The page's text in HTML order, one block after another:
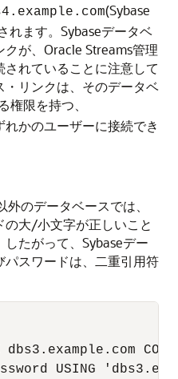
(Sybase
れます。Sybaseデータベ
が、Oracle Streams管理
れていることに注意して
・リンクは、そのデータベ
権限を持つ、
れかのユーザーに接続でき
のデータベースでは、
大/小文字が正しいこと
たがって、Sybaseデー
スワードは、二重引用符
dbs3.example.com
USING